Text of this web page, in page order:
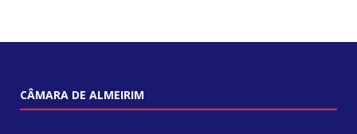
CÂMARA DE ALMEIRIM